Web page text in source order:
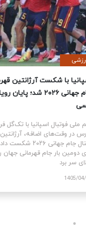
مرکزی خاتم الانبیا:
هرمز با اقتدار کامل اعمال
مرکزی خاتم الانبیا در
است: مدیریت تنگه هرمز
مسلح جمهوری اسلامی